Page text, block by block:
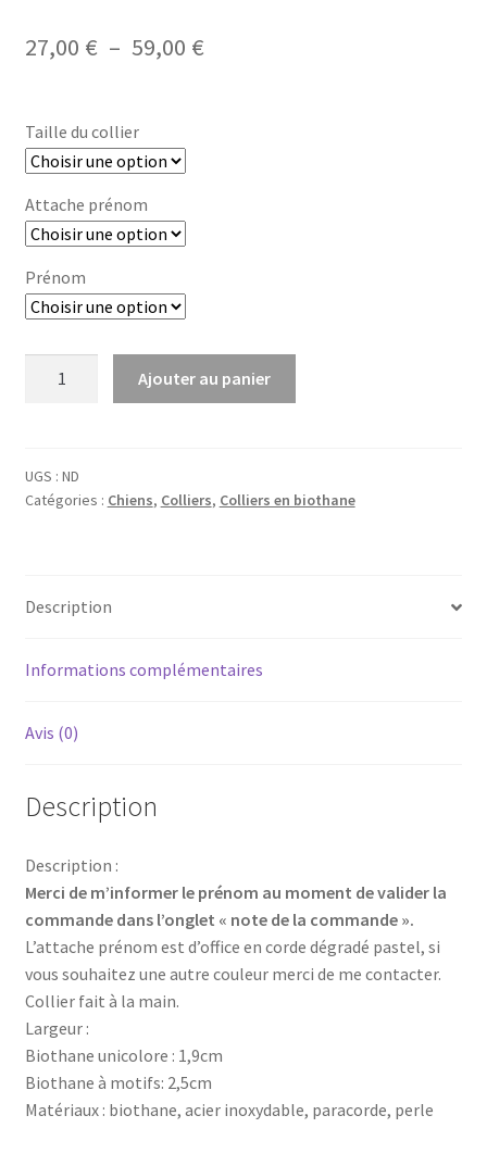
27,00 € – 59,00 €Plage
Taille du collier
Attache prénom
Prénom
biothane
Aquarelle
Ajouter au panier
UGS : ND
Catégories : Chiens, Colliers, Colliers en biothane
Description
Informations complémentaires
Avis (0)
Description
Description :
Merci de m’informer le prénom au moment de valider la
commande dans l’onglet « note de la commande ».
L’attache prénom est d’office en corde dégradé pastel, si
vous souhaitez une autre couleur merci de me contacter.
Collier fait à la main.
Largeur :
Biothane unicolore : 1,9cm
Biothane à motifs: 2,5cm
Matériaux : biothane, acier inoxydable, paracorde, perle